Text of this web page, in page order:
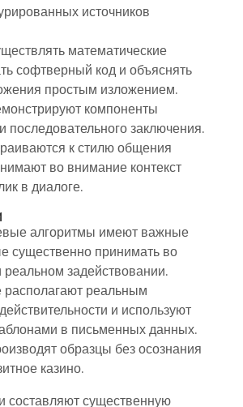
источников
математические
софтверный код и объяснять
простым изложением.
компоненты
последовательного заключения.
к стилю общения
во внимание контекст
в диалоге.
алгоритмы имеют важные
существенно принимать во
задействовании.
реальным
и используют
в письменных данных.
образцы без осознания
казино.
составляют существенную